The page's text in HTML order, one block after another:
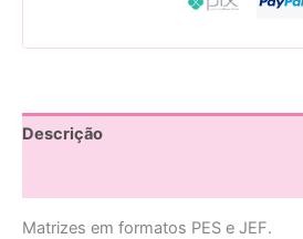
Descrição
Matrizes em formatos PES e JEF.